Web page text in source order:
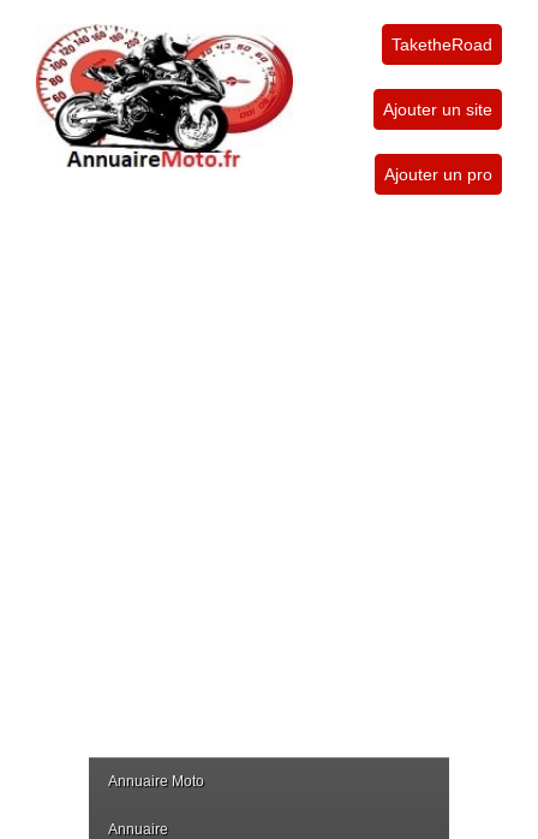
TaketheRoad
Ajouter un site
Ajouter un pro
Annuaire Moto
Annuaire